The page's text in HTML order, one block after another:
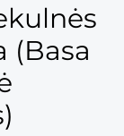
(Basa